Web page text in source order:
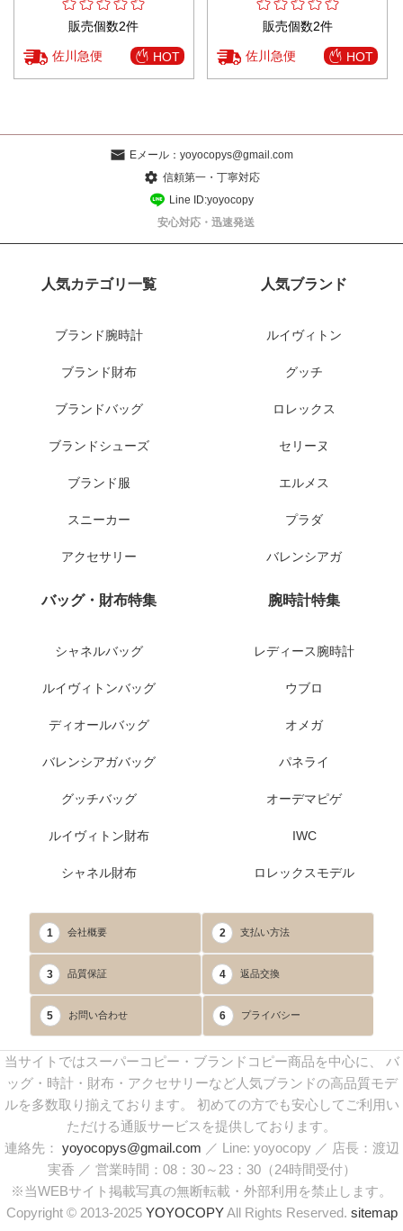
販売個数2件
佐川急便 HOT
販売個数2件
佐川急便 HOT
Eメール： yoyocopys@gmail.com
信頼第一・丁寧対応
Line ID:yoyocopy
安心対応・迅速発送
人気カテゴリ一覧
ブランド腕時計
ブランド財布
ブランドバッグ
ブランドシューズ
ブランド服
スニーカー
アクセサリー
人気ブランド
ルイヴィトン
グッチ
ロレックス
セリーヌ
エルメス
プラダ
バレンシアガ
バッグ・財布特集
シャネルバッグ
ルイヴィトンバッグ
ディオールバッグ
バレンシアガバッグ
グッチバッグ
ルイヴィトン財布
シャネル財布
腕時計特集
レディース腕時計
ウブロ
オメガ
パネライ
オーデマピゲ
IWC
ロレックスモデル
1 会社概要 2 支払い方法
3 品質保証 4 返品交換
5 お問い合わせ 6 プライバシー
当サイトではスーパーコピー・ブランドコピー商品を中心に、 バ
ッグ・時計・財布・アクセサリーなど人気ブランドの高品質モデ
ルを多数取り揃えております。 初めての方でも安心してご利用い
ただける通販サービスを提供しております。
連絡先： yoyocopys@gmail.com ／ Line: yoyocopy ／ 店長：渡辺
実香 ／ 営業時間：08：30～23：30（24時間受付）
※当WEBサイト掲載写真の無断転載・外部利用を禁止します。
Copyright © 2013-2025 YOYOCOPYAll Rights Reserved. sitemap